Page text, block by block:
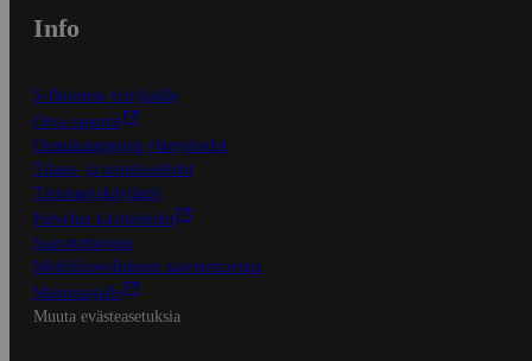
Info
S-Business yrityksille
Oiva-raportit
Osuuskauppojen yhteystiedot
Tilaus- ja toimitusehdot
Tietosuojakäytäntö
Palvelun käyttöehdot
Saavutettavuus
Mobiilisovelluksen saavutettavuus
Mainostajalle
Muuta evästeasetuksia